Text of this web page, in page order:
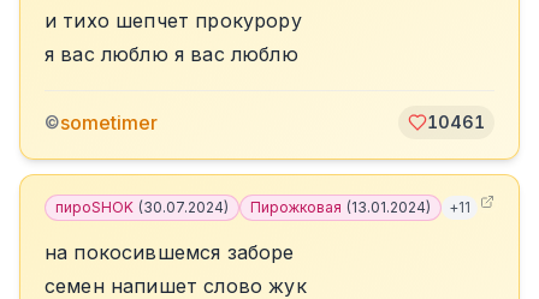
и тихо шепчет прокурору
я вас люблю я вас люблю
©sometimer 10461
пироSHOK (30.07.2024) Пирожковая (13.01.2024) +11
на покосившемся заборе
семен напишет слово жук